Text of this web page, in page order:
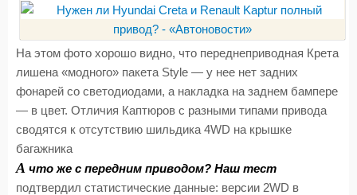
На этом фото хорошо видно, что переднеприводная Крета
лишена «модного» пакета Style — у нее нет задних
фонарей со светодиодами, а накладка на заднем бампере
— в цвет. Отличия Каптюров с разными типами привода
сводятся к отсутствию шильдика 4WD на крышке
багажника
А что же с передним приводом? Наш тест
подтвердил статистические данные: версии 2WD в